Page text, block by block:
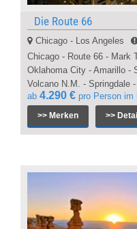
Die Route 66
Chicago - Los Angeles
Chicago - Route 66 - Mark
Oklahoma City - Amarillo -
Volcano N.M. - Springdale
ab 4.290 € pro Person im
>> Merken >>